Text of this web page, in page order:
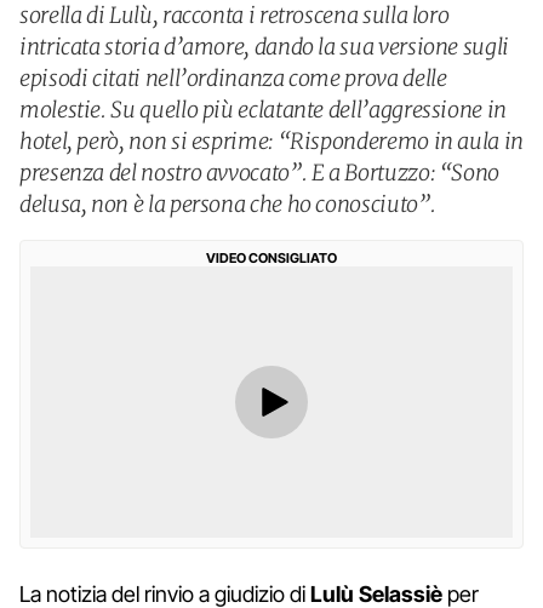
sorella di Lulù, racconta i retroscena sulla loro
intricata storia d’amore, dando la sua versione sugli
episodi citati nell’ordinanza come prova delle
molestie. Su quello più eclatante dell’aggressione in
hotel, però, non si esprime: “Risponderemo in aula in
presenza del nostro avvocato”. E a Bortuzzo: “Sono
delusa, non è la persona che ho conosciuto”.
VIDEO CONSIGLIATO
La notizia del rinvio a giudizio diLulù Selassiè per